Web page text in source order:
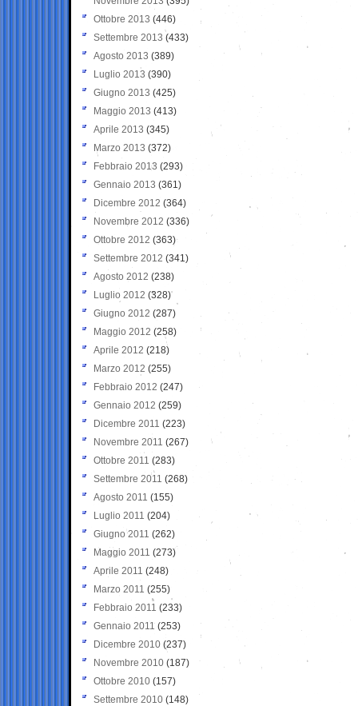
Ottobre 2013 (446)
Settembre 2013 (433)
Agosto 2013 (389)
Luglio 2013 (390)
Giugno 2013 (425)
Maggio 2013 (413)
Aprile 2013 (345)
Marzo 2013 (372)
Febbraio 2013 (293)
Gennaio 2013 (361)
Dicembre 2012 (364)
Novembre 2012 (336)
Ottobre 2012 (363)
Settembre 2012 (341)
Agosto 2012 (238)
Luglio 2012 (328)
Giugno 2012 (287)
Maggio 2012 (258)
Aprile 2012 (218)
Marzo 2012 (255)
Febbraio 2012 (247)
Gennaio 2012 (259)
Dicembre 2011 (223)
Novembre 2011 (267)
Ottobre 2011 (283)
Settembre 2011 (268)
Agosto 2011 (155)
Luglio 2011 (204)
Giugno 2011 (262)
Maggio 2011 (273)
Aprile 2011 (248)
Marzo 2011 (255)
Febbraio 2011 (233)
Gennaio 2011 (253)
Dicembre 2010 (237)
Novembre 2010 (187)
Ottobre 2010 (157)
Settembre 2010 (148)